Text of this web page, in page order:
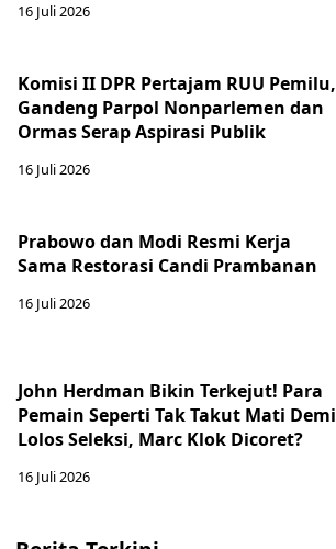
16 Juli 2026
Komisi II DPR Pertajam RUU Pemilu,
Gandeng Parpol Nonparlemen dan
Ormas Serap Aspirasi Publik
16 Juli 2026
Prabowo dan Modi Resmi Kerja
Sama Restorasi Candi Prambanan
16 Juli 2026
John Herdman Bikin Terkejut! Para
Pemain Seperti Tak Takut Mati Demi
Lolos Seleksi, Marc Klok Dicoret?
16 Juli 2026